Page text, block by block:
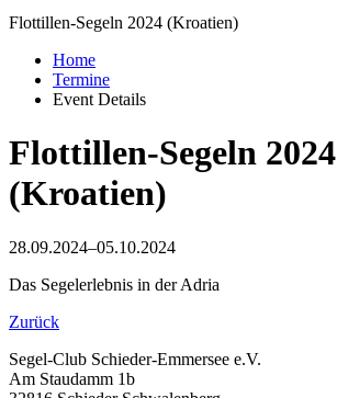
Flottillen-Segeln 2024 (Kroatien)
Home
Termine
Event Details
Flottillen-Segeln 2024
(Kroatien)
28.09.2024–05.10.2024
Das Segelerlebnis in der Adria
Zurück
Segel-Club Schieder-Emmersee e.V.
Am Staudamm 1b